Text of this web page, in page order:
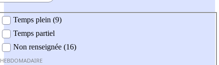
Temps plein (9)
Temps partiel
Non renseignée (16)